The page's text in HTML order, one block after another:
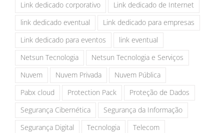
Link dedicado corporativo
Link dedicado de Internet
link dedicado eventual
Link dedicado para empresas
Link dedicado para eventos
link eventual
Netsun Tecnologia
Netsun Tecnologia e Serviços
Nuvem
Nuvem Privada
Nuvem Pública
Pabx cloud
Protection Pack
Proteção de Dados
Segurança Cibernética
Segurança da Informação
Segurança Digital
Tecnologia
Telecom